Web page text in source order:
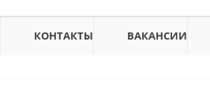
КОНТАКТЫ ВАКАНСИИ